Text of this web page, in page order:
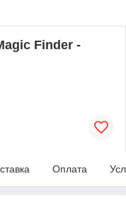
Finder -
Оплата